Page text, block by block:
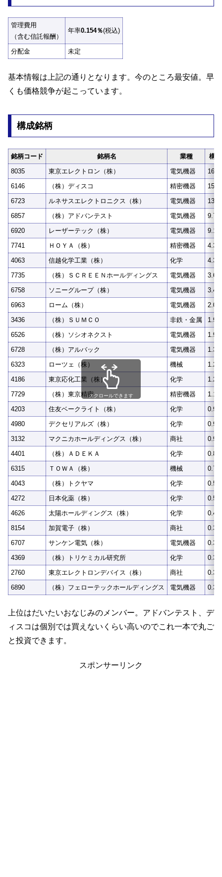
管理費用
（含む信託報酬）
年率0.154％(税込)
分配金 未定
基本情報は上記の通りとなります。今のところ最安値。早
くも価格競争が起こっています。
構成銘柄
銘柄コード 銘柄名 業種
構
8035
東京エレクトロン（株） 電気機器
6146
（株）ディスコ 精密機器
6723
ルネサスエレクトロニクス（株） 電気機器
6857
（株）アドバンテスト 電気機器
6920
レーザーテック（株） 電気機器
7741
ＨＯＹＡ（株） 精密機器
4063
信越化学工業（株） 化学
7735
（株）ＳＣＲＥＥＮホールディングス 電気機器
6758
ソニーグループ（株） 電気機器
6963
ローム（株） 電気機器
3436
（株）ＳＵＭＣＯ 非鉄・金属
6526
（株）ソシオネクスト 電気機器
6728
（株）アルバック 電気機器
6323
ローツェ（株） 機械
4186
東京応化工業（株） 化学
7729
（株）東京精密 精密機器
4203
住友ベークライト（株） 化学
4980
デクセリアルズ（株） 化学
3132
マクニカホールディングス（株） 商社
4401
（株）ＡＤＥＫＡ 化学
6315
ＴＯＷＡ（株） 機械
4043
（株）トクヤマ 化学
4272
日本化薬（株） 化学
4626
太陽ホールディングス（株） 化学
8154
加賀電子（株） 商社
6707
サンケン電気（株） 電気機器
4369
（株）トリケミカル研究所 化学
2760
東京エレクトロンデバイス（株） 商社
6890
（株）フェローテックホールディングス 電気機器
スクロールできます
上位はだいたいおなじみのメンバー。アドバンテスト、デ
ィスコは個別では買えないくらい高いのでこれ一本で丸ご
と投資できます。
スポンサーリンク